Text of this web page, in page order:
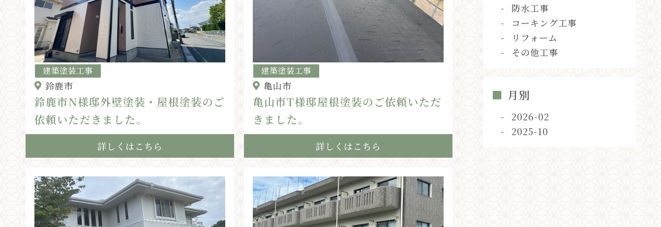
建築塗装工事
鈴鹿市
鈴鹿市N様邸外壁塗装・屋根塗装のご
依頼いただきました。
詳しくはこちら
建築塗装工事
亀山市
亀山市T様邸屋根塗装のご依頼いただ
きました。
詳しくはこちら
防水工事
コーキング工事
リフォーム
その他工事
月別
2026-02
2025-10